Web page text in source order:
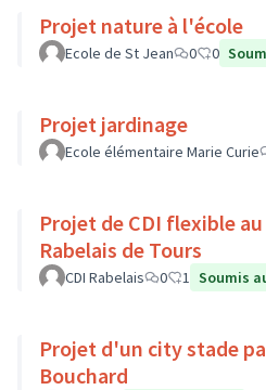
Projet nature à l'école
Ecole de St Jean 0 0
Projet jardinage
Ecole élémentaire Marie Curie
Projet de CDI flexible
Rabelais de Tours
CDI Rabelais 0 1 Soumis
Projet d'un city stade
Bouchard